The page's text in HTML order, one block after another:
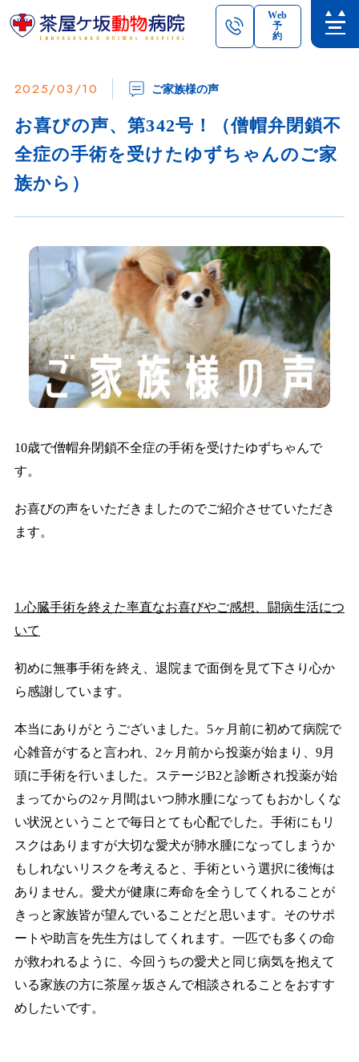
Web
予
約
2025/03/10 ご家族様の声
お喜びの声、第342号！（僧帽弁閉鎖不
全症の手術を受けたゆずちゃんのご家
族から）
10歳で僧帽弁閉鎖不全症の手術を受けたゆずちゃんで
す。
お喜びの声をいただきましたのでご紹介させていただき
ます。
1.心臓手術を終えた率直なお喜びやご感想、闘病生活につ
いて
初めに無事手術を終え、退院まで面倒を見て下さり心か
ら感謝しています。
本当にありがとうございました。5ヶ月前に初めて病院で
心雑音がすると言われ、2ヶ月前から投薬が始まり、9月
頭に手術を行いました。ステージB2と診断され投薬が始
まってからの2ヶ月間はいつ肺水腫になってもおかしくな
い状況ということで毎日とても心配でした。手術にもリ
スクはありますが大切な愛犬が肺水腫になってしまうか
もしれないリスクを考えると、手術という選択に後悔は
ありません。愛犬が健康に寿命を全うしてくれることが
きっと家族皆が望んでいることだと思います。そのサポ
ートや助言を先生方はしてくれます。一匹でも多くの命
が救われるように、今回うちの愛犬と同じ病気を抱えて
いる家族の方に茶屋ヶ坂さんで相談されることをおすす
めしたいです。